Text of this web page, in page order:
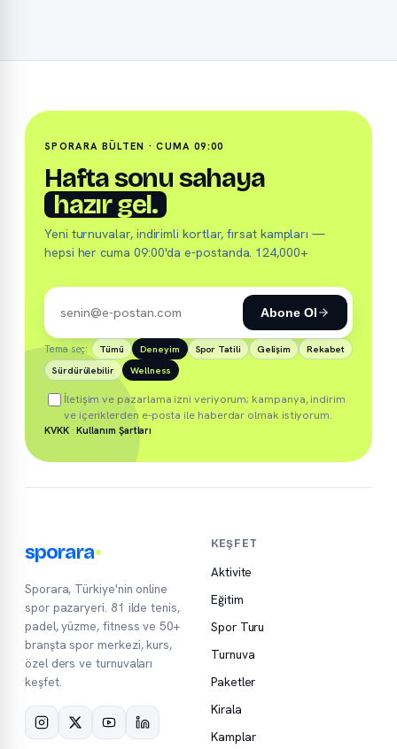
SPORARA BÜLTEN · CUMA 09:00
Hafta sonu sahaya
hazır gel.
Yeni turnuvalar, indirimli kortlar, fırsat kampları —
hepsi her cuma 09:00'da e-postanda. 124,000+
Abone Ol
Tema seç: Tümü Deneyim Spor Tatili Gelişim
Rekabet
Sürdürülebilir
Wellness
İletişim ve pazarlama izni veriyorum; kampanya, indirim
ve içeriklerden e-posta ile haberdar olmak istiyorum.
KVKK·Kullanım Şartları
sporara
Sporara, Türkiye'nin online
spor pazaryeri. 81 ilde tenis,
padel, yüzme, fitness ve 50+
branşta spor merkezi, kurs,
özel ders ve turnuvaları
keşfet.
KEŞFET
Aktivite
Eğitim
Spor Turu
Turnuva
Paketler
Kirala
Kamplar